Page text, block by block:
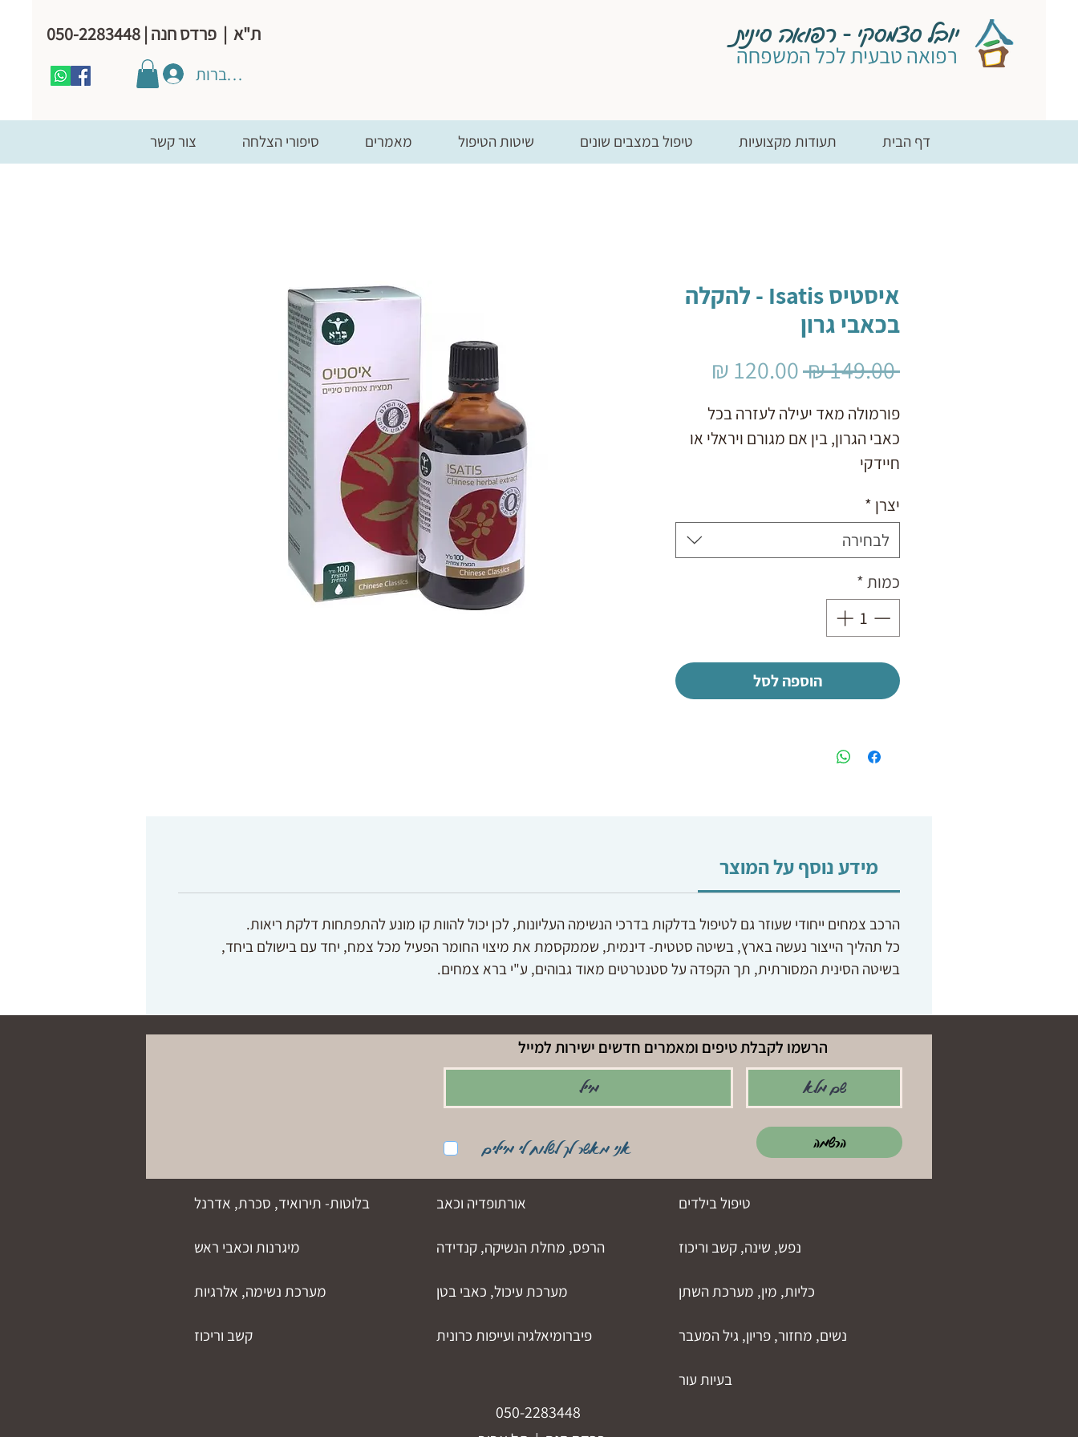
ת"א | פרדס חנה | 050-2283448
להתחברות
יובל סצמסקי - רפואה סינית
רפואה טבעית לכל המשפחה
דף הבית תעודות מקצועיות טיפול במצבים שונים שיטות הטיפול מאמרים סיפורי הצלחה צור קשר
איסטיס Isatis - להקלה
בכאבי גרון
‏149.00 ‏₪
מחיר
פורמולה מאד יעילה לעזרה בכל
כאבי הגרון, בין אם מגורם ויראלי או
חיידקי
הצמח הסיני Ban Lan Gen
יצרן *
לבחירה
כמות*
הוספה לסל
מידע נוסף על המוצר
הרכב צמחים ייחודי שעוזר גם לטיפול בדלקות בדרכי הנשימה העליונות, לכן יכול להוות קו מונע להתפתחות דלקת ריאות.
כל תהליך הייצור נעשה בארץ, בשיטה סטטית- דינמית, שממקסמת את מיצוי החומר הפעיל מכל צמח, יחד עם בישולם ביחד,
בשיטה הסינית המסורתית, תך הקפדה על סטנטרטים מאוד גבוהים, ע"י ברא צמחים.
הרשמו לקבלת טיפים ומאמרים חדשים ישירות למייל
אני מאשר לך לשלוח לי מיילים הרשמה
טיפול בילדים
נפש, שינה, קשב וריכוז
כליות, מין, מערכת השתן
נשים, מחזור, פריון, גיל המעבר
בעיות עור
אורתופדיה וכאב
הרפס, מחלת הנשיקה, קנדידה
מערכת עיכול, כאבי בטן
פיברומיאלגיה ועייפות כרונית
בלוטות- תירואיד, סכרת, אדרנל
מיגרנות וכאבי ראש
מערכת נשימה, אלרגיות
קשב וריכוז
050-2283448